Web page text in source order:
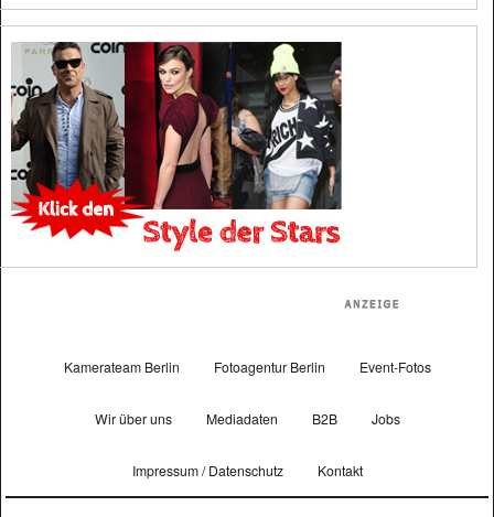
Kamerateam Berlin Fotoagentur Berlin Event-Fotos
Wir über uns Mediadaten B2B Jobs
Impressum / Datenschutz Kontakt